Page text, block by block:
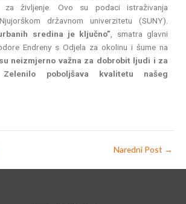
za življenje. Ovo su podaci istraživanja
državnom univerzitetu (SUNY).
sredina je ključno”, smatra glavni
Endreny s Odjela za okolinu i šume na
neizmjerno važna za dobrobit ljudi i za
Zelenilo poboljšava kvalitetu našeg
Naredni Post →